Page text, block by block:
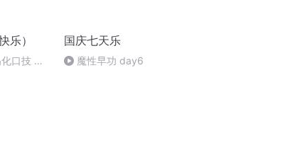
乐）
口技 二
国庆七天乐
魔性早功 day6